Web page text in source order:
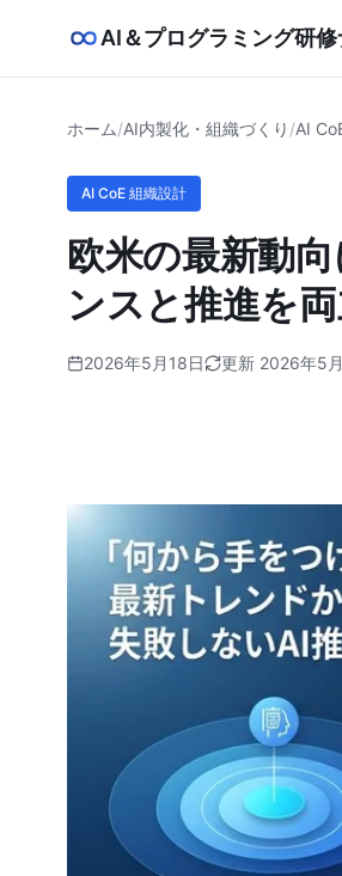
AI＆プログラミング研
ホーム/AI内製化・組織づくり /AI
AI CoE 組織設計
欧米の最新動
ンスと推進を
2026年5月18日 更新 2026年5